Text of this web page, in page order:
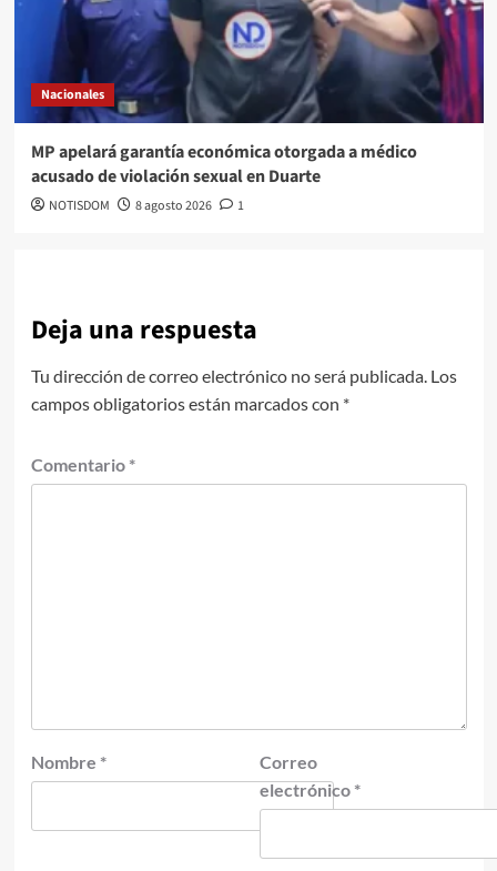
Nacionales
MP apelará garantía económica otorgada a médico
acusado de violación sexual en Duarte
NOTISDOM 8 agosto 2026 1
Deja una respuesta
Tu dirección de correo electrónico no será publicada. Los
campos obligatorios están marcados con *
Comentario *
Nombre *
Correo
electrónico *